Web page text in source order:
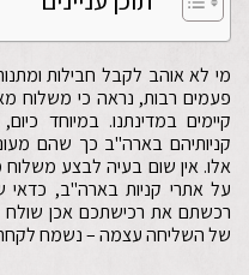
מי לא אוהב לקבל חבילות
פעמים רבות, נראה כי משלוח
קיימים במדינתנו. במיוחד
קניותיהם בארה"ב כך שהם
אלו. אין שום בעיה לבצע
על אתרי קניות בארה"ב,
רכשתם את רכישתכם אכן שולח
של השליחה עצמה – נשמח